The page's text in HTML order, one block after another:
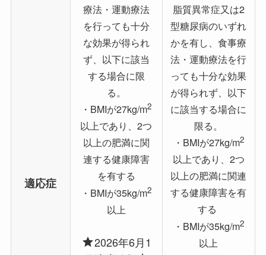
適応症
療法・運動療法
を行っても十分
な効果が得られ
ず、以下に該当
する場合に限
る。
・BMIが27kg/m2
以上であり、2つ
以上の肥満に関
連する健康障害
を有する
・BMIが35kg/m2
以上
2026年6月1
脂質異常症又は2
型糖尿病のいずれ
かを有し、食事療
法・運動療法を行
っても十分な効果
が得られず、以下
に該当する場合に
限る。
・BMIが27kg/m2
以上であり、2つ
以上の肥満に関連
する健康障害を有
する
・BMIが35kg/m2
以上